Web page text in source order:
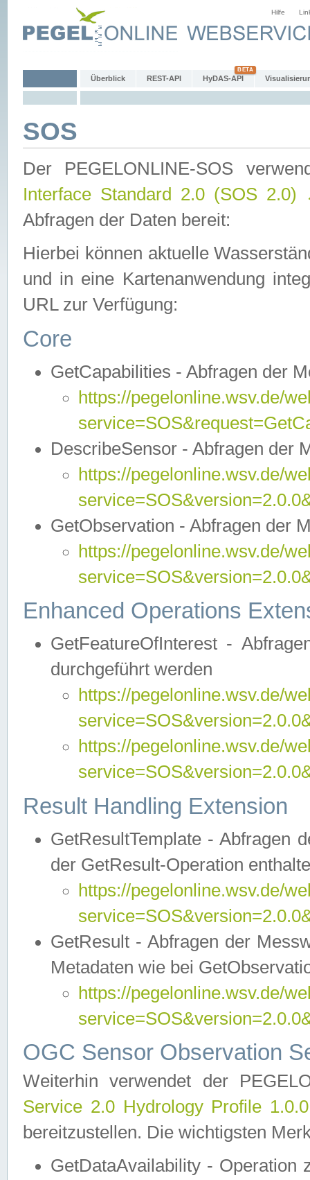
Hilfe
Überblick REST-API HyDAS-API
SOS
Der PEGELONLINE-SOS
Interface Standard 2.0 (SOS 2.0)
Abfragen der Daten bereit:
Hierbei können aktuelle
und in eine Kartenanwendung
URL zur Verfügung:
Core
GetCapabilities - Abfragen der
https://pegelonline.wsv.de/
DescribeSensor - Abfragen der
https://pegelonline.wsv.de/
GetObservation - Abfragen der
https://pegelonline.wsv.de/
Enhanced Operations
GetFeatureOfInterest -
durchgeführt werden
https://pegelonline.wsv.de/
https://pegelonline.wsv.de/
Result Handling Extension
GetResultTemplate - Abfragen
der GetResult-Operation
https://pegelonline.wsv.de/
GetResult - Abfragen der
Metadaten wie bei
https://pegelonline.wsv.de/
OGC Sensor Observation
Weiterhin verwendet der
Service 2.0 Hydrology Profile
bereitzustellen. Die wichtigsten
GetDataAvailability - Operation